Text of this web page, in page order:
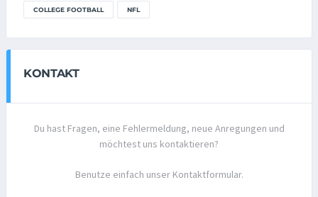
COLLEGE FOOTBALL NFL
KONTAKT
Du hast Fragen, eine Fehlermeldung, neue Anregungen und
möchtest uns kontaktieren?
Benutze einfach unser Kontaktformular.